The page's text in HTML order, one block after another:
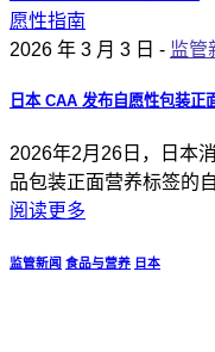
2026 年 3 月 3 日 - 监管
日本 CAA 发布自愿性包装正
2026年2月26日，日本
品包装正面营养标签的
阅读更多
监管新闻 食品与营养 日本